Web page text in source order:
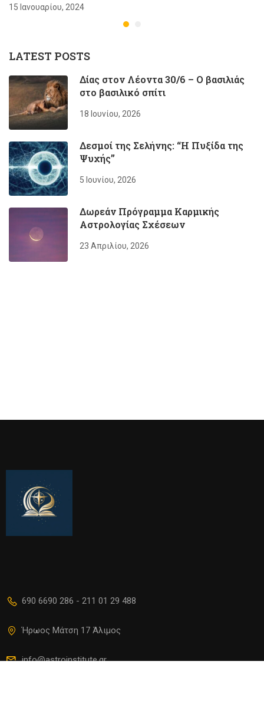
15 Ιανουαρίου, 2024
LATEST POSTS
Δίας στον Λέοντα 30/6 – Ο βασιλιάς
στο βασιλικό σπίτι
18 Ιουνίου, 2026
Δεσμοί της Σελήνης: “Η Πυξίδα της
Ψυχής”
5 Ιουνίου, 2026
Δωρεάν Πρόγραμμα Καρμικής
Αστρολογίας Σχέσεων
23 Απριλίου, 2026
690 6690 286 - 211 01 29 488
Ήρωος Μάτση 17 Άλιμος
info@astroinstitute.gr